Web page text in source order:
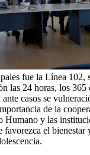
fue la Línea 102,
las 24 horas, los 365
casos se
de la
y las
favorezca el bienestar